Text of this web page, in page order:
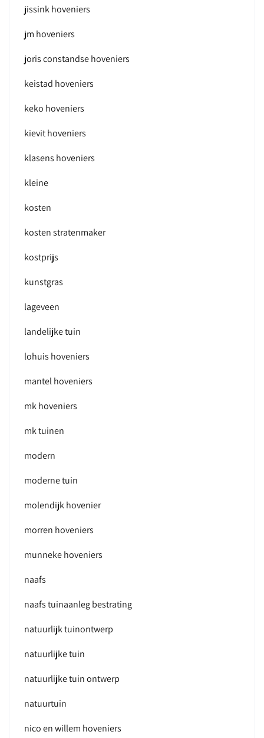
jissink hoveniers
jm hoveniers
joris constandse hoveniers
keistad hoveniers
keko hoveniers
kievit hoveniers
klasens hoveniers
kleine
kosten
kosten stratenmaker
kostprijs
kunstgras
lageveen
landelijke tuin
lohuis hoveniers
mantel hoveniers
mk hoveniers
mk tuinen
modern
moderne tuin
molendijk hovenier
morren hoveniers
munneke hoveniers
naafs
naafs tuinaanleg bestrating
natuurlijk tuinontwerp
natuurlijke tuin
natuurlijke tuin ontwerp
natuurtuin
nico en willem hoveniers